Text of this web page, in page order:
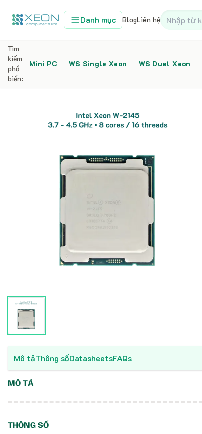
Danh mục BlogLiên hệ
Tìm
kiếm
phổ
biến:
Mini PC WS Single Xeon WS Dual Xeon
Home
Mô tảThông sốDatasheetsFAQs
MÔ TẢ
THÔNG SỐ